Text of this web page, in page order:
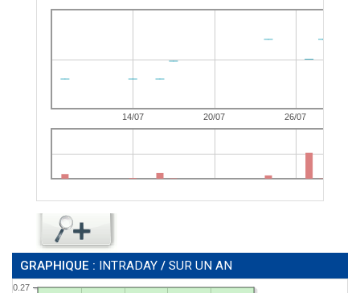
GRAPHIQUE : INTRADAY / SUR UN AN
0.27